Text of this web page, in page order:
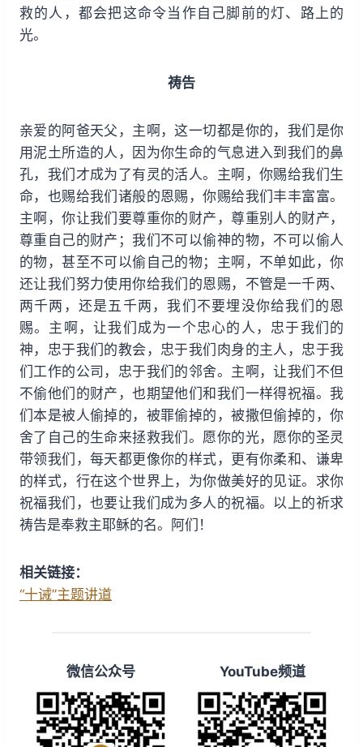
救的人，都会把这命令当作自己脚前的灯、路上的
光。
祷告
亲爱的阿爸天父，主啊，这一切都是你的，我们是你
用泥土所造的人，因为你生命的气息进入到我们的鼻
孔，我们才成为了有灵的活人。主啊，你赐给我们生
命，也赐给我们诸般的恩赐，你赐给我们丰丰富富。
主啊，你让我们要尊重你的财产，尊重别人的财产，
尊重自己的财产；我们不可以偷神的物，不可以偷人
的物，甚至不可以偷自己的物；主啊，不单如此，你
还让我们努力使用你给我们的恩赐，不管是一千两、
两千两，还是五千两，我们不要埋没你给我们的恩
赐。主啊，让我们成为一个忠心的人，忠于我们的
神，忠于我们的教会，忠于我们肉身的主人，忠于我
们工作的公司，忠于我们的邻舍。主啊，让我们不但
不偷他们的财产，也期望他们和我们一样得祝福。我
们本是被人偷掉的，被罪偷掉的，被撒但偷掉的，你
舍了自己的生命来拯救我们。愿你的光，愿你的圣灵
带领我们，每天都更像你的样式，更有你柔和、谦卑
的样式，行在这个世界上，为你做美好的见证。求你
祝福我们，也要让我们成为多人的祝福。以上的祈求
祷告是奉救主耶稣的名。阿们！
相关链接：
“十诫”主题讲道
微信公众号 YouTube频道